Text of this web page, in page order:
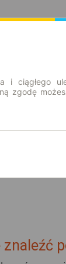
ciągłego
zgodę